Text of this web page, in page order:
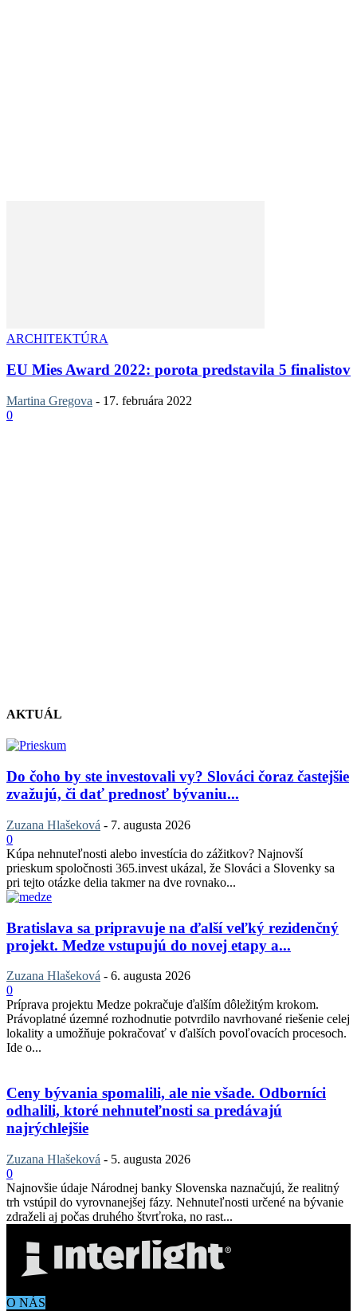
ARCHITEKTÚRA
EU Mies Award 2022: porota predstavila 5 finalistov
Martina Gregova - 17. februára 2022
0
AKTUÁL
Do čoho by ste investovali vy? Slováci čoraz častejšie
zvažujú, či dať prednosť bývaniu...
Zuzana Hlašeková - 7. augusta 2026
0
Kúpa nehnuteľnosti alebo investícia do zážitkov? Najnovší
prieskum spoločnosti 365.invest ukázal, že Slováci a Slovenky sa
pri tejto otázke delia takmer na dve rovnako...
Bratislava sa pripravuje na ďalší veľký rezidenčný
projekt. Medze vstupujú do novej etapy a...
Zuzana Hlašeková - 6. augusta 2026
0
Príprava projektu Medze pokračuje ďalším dôležitým krokom.
Právoplatné územné rozhodnutie potvrdilo navrhované riešenie celej
lokality a umožňuje pokračovať v ďalších povoľovacích procesoch.
Ide o...
Ceny bývania spomalili, ale nie všade. Odborníci
odhalili, ktoré nehnuteľnosti sa predávajú
najrýchlejšie
Zuzana Hlašeková - 5. augusta 2026
0
Najnovšie údaje Národnej banky Slovenska naznačujú, že realitný
trh vstúpil do vyrovnanejšej fázy. Nehnuteľnosti určené na bývanie
zdraželi aj počas druhého štvrťroka, no rast...
O NÁS